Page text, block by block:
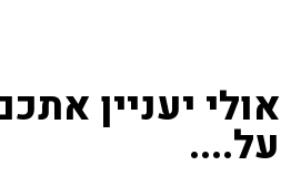
אולי יעניין
על....